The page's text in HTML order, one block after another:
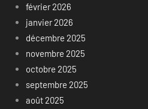
février 2026
janvier 2026
décembre 2025
novembre 2025
octobre 2025
septembre 2025
août 2025